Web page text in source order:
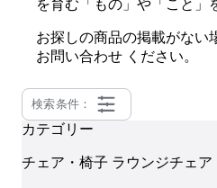
を育む「もの」や「こと」
お探しの商品の掲載がない
お問い合わせ ください。
検索条件：
カテゴリー
チェア・椅子 ラウンジチェア